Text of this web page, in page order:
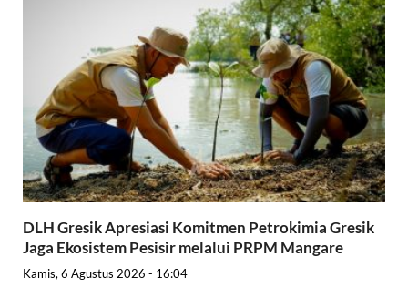
DLH Gresik Apresiasi Komitmen Petrokimia Gresik
Jaga Ekosistem Pesisir melalui PRPM Mangare
Kamis, 6 Agustus 2026 - 16:04